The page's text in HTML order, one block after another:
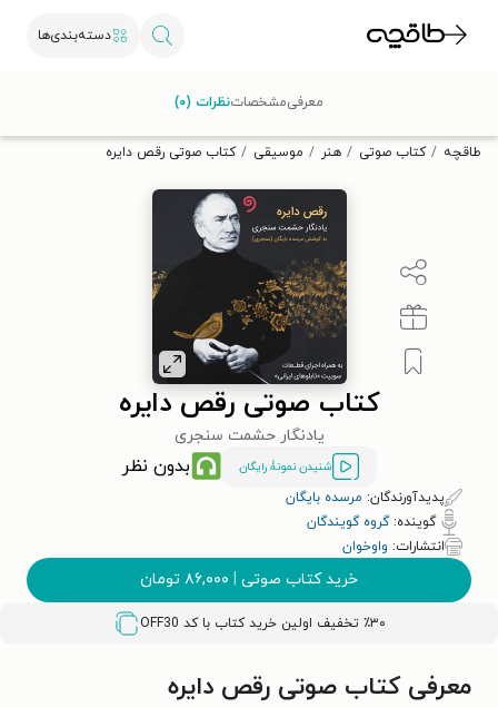
دسته‌بندی‌ها
تخفیف از طاقچه دریافت کن.
طاقچه کتاب صوتی هنر موسیقی کتاب صوتی رقص دایره
کتاب صوتی رقص دایره
یادنگار حشمت سنجری
شنیدن نمونۀ رایگان بدون نظر
پدیدآورندگان: مرسده بایگان
گوینده:گروه گویندگان
انتشارات: واوخوان
خرید کتاب صوتی | ۸۶,۰۰۰ تومان
٪۳۰ تخفیف اولین خرید کتاب با کد OFF30
معرفیمشخصاتنظرات (۰)
معرفی کتاب صوتی رقص دایره